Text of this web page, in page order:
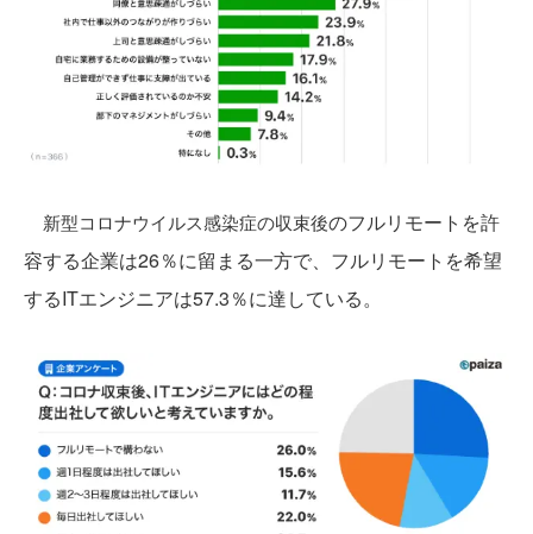
新型コロナウイルス感染症の収束後のフルリモートを許
容する企業は26％に留まる一方で、フルリモートを希望
するITエンジニアは57.3％に達している。